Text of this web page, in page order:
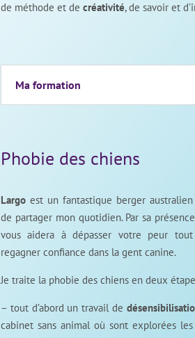
de méthode et de créativité, de savoir et
Ma formation
Phobie des chiens
Largo est un fantastique berger
de partager mon quotidien. Par sa
vous aidera à dépasser votre peur
regagner confiance dans la gent canine.
Je traite la phobie des chiens en deux
– tout d’abord un travail de
cabinet sans animal où sont explorées